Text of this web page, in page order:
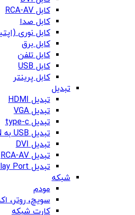
کابل RCA-AV
کابل صدا
کابل نوری
کابل برق
کابل تلفن
کابل USB
کابل پرینتر
تبدیل
تبدیل HDMI
تبدیل VGA
تبدیل type-c
تبدیل USB به LAN
تبدیل DVI
تبدیل RCA-AV
تبدیل Display Port
شبکه
مودم
سویچ، روتر،
کارت شبکه